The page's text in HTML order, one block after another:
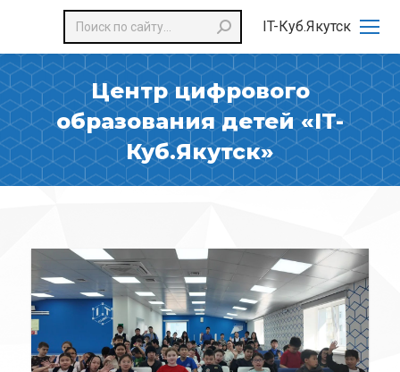
IT-Куб.Якутск
Поиск:
Центр цифрового
образования детей «IT-
Куб.Якутск»